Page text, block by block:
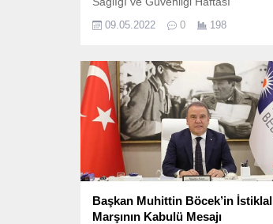
09.05.2022 0 198
Başkan Muhittin Böcek’in İstiklal
Marşının Kabulü Mesajı